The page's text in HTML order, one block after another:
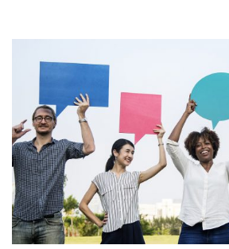
As modalidades de formação
formação inicial, a formação
de dupla certificação